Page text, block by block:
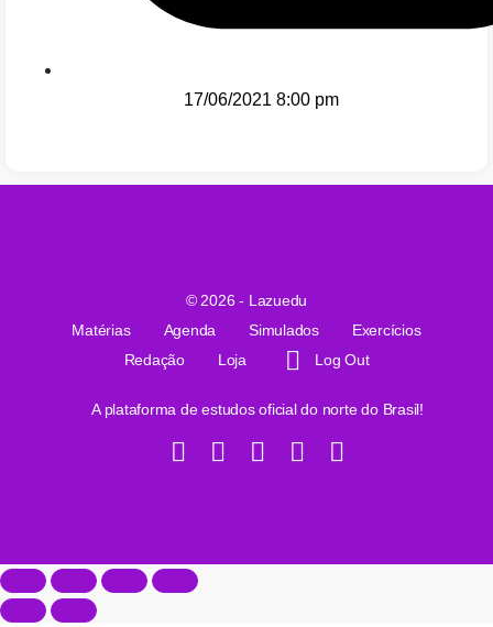
17/06/2021 8:00 pm
© 2026 - Lazuedu
Matérias
Agenda Simulados
Exercícios
Redação
Loja Log Out
A plataforma de estudos oficial do norte do Brasil!